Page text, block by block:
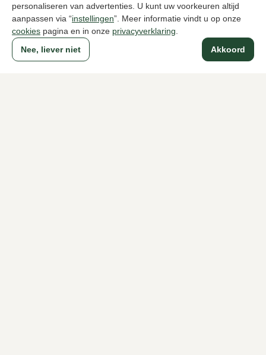
personaliseren van advertenties. U kunt uw voorkeuren altijd
aanpassen via “instellingen”. Meer informatie vindt u op onze
cookies pagina en in onze privacyverklaring
Akkoord
Nee, liever niet
Brunate
Zwarte pumps dames
199,95 2 kleuren
Brunate
Rode
209,95